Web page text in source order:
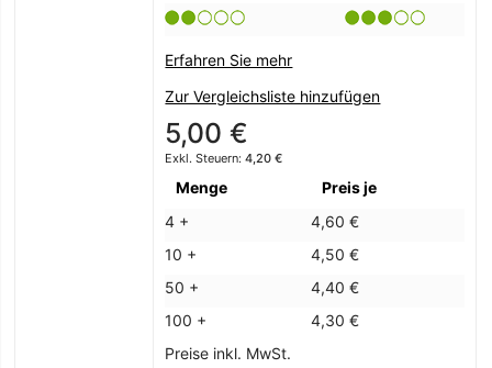
Erfahren Sie mehr
Zur Vergleichsliste hinzufügen
5,00 €
4,20 €
Menge
Preis je
4 +
4,60 €
10 +
4,50 €
50 +
4,40 €
100 +
4,30 €
Preise inkl. MwSt.